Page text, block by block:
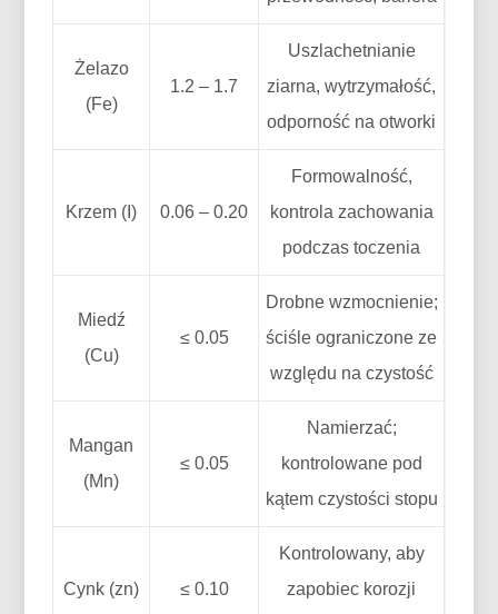
Żelazo
(Fe)
1.2 – 1.7
Uszlachetnianie
ziarna, wytrzymałość,
odporność na otworki
Krzem (I) 0.06 – 0.20
Formowalność,
kontrola zachowania
podczas toczenia
Miedź
(Cu)
≤ 0.05
Drobne wzmocnienie;
ściśle ograniczone ze
względu na czystość
Mangan
(Mn)
≤ 0.05
Namierzać;
kontrolowane pod
kątem czystości stopu
Cynk (zn) ≤ 0.10
Kontrolowany, aby
zapobiec korozji